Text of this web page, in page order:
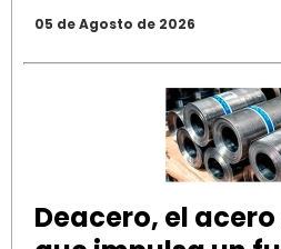
05 de Agosto de 2026
Deacero, el